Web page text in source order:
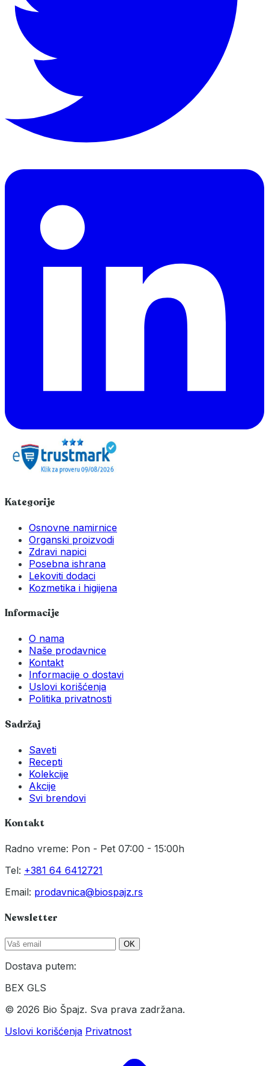
Kategorije
Osnovne namirnice
Organski proizvodi
Zdravi napici
Posebna ishrana
Lekoviti dodaci
Kozmetika i higijena
Informacije
O nama
Naše prodavnice
Kontakt
Informacije o dostavi
Uslovi korišćenja
Politika privatnosti
Sadržaj
Saveti
Recepti
Kolekcije
Akcije
Svi brendovi
Kontakt
Radno vreme: Pon - Pet 07:00 - 15:00h
Tel: +381 64 6412721
Email: prodavnica@biospajz.rs
Newsletter
OK
Dostava putem:
BEX GLS
© 2026 Bio Špajz. Sva prava zadržana.
Uslovi korišćenja Privatnost